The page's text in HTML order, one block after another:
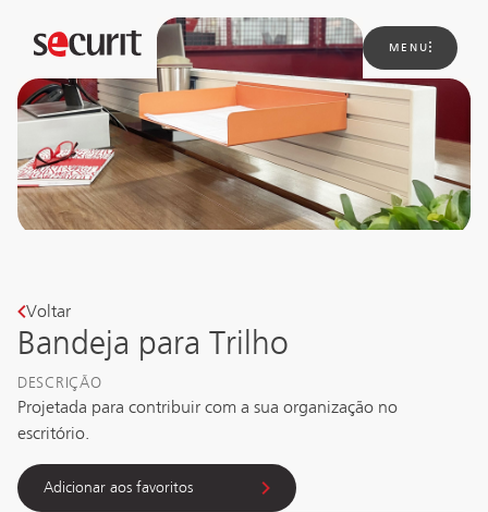
Sobre
nós
Soluções
Novidades
Projetos
MENU
Voltar
Bandeja para Trilho
DESCRIÇÃO
Projetada para contribuir com a sua organização no
escritório.
Adicionar aos favoritos